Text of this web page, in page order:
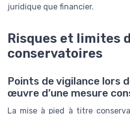
juridique que financier.
Risques et limites
conservatoires
Points de vigilance lors
œuvre d’une mesure
La mise à pied à titre